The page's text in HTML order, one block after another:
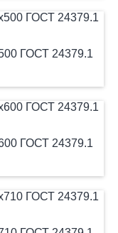
ГОСТ 24379.1
ГОСТ 24379.1